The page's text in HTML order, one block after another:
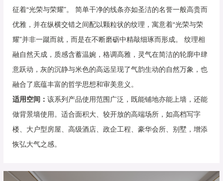
征着“光荣与荣耀”。 简单干净的线条亦如圣洁的名誉一般高贵而
优雅，并在纵横交错之间配以颗粒状的纹理，寓意着“光荣与荣
耀”并非一蹴而就，而是在不断磨砺中精敲细琢而形成。 纹理相
融自然天成，质感含蓄温婉，格调高雅，灵气在简洁的轮廓中肆
意跃动，灰的沉静与米色的高远呈现了气韵生动的自然万象，也
融合了底蕴丰富的哲学思想和审美意义。
适用空间： 该系列产品使用范围广泛，既能铺地亦能上墙，还能
做背景墙使用。适合面积大、较开放的高端场所，如高档写字
楼、大户型房屋、高级酒店、政企工程、豪华会所、别墅，增添
恢弘大气之感。